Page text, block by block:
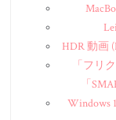
HDR 動画
「フリ
「
Windows